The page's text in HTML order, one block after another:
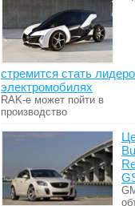
стремится стать
электромобилях
RAK-е может пойти в
производство